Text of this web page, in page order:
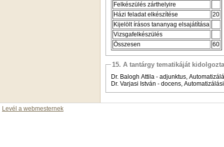
Felkészülés zárthelyire
Házi feladat elkészítése
20
Kijelölt írásos tananyag elsajátítása
Vizsgafelkészülés
Összesen
60
15. A tantárgy tematikáját kidolgozta
Dr. Balogh Attila - adjunktus,
Dr. Varjasi István - docens,
Levél a webmesternek